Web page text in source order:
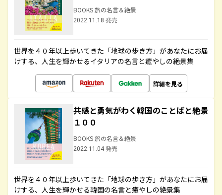
BOOKS 旅の名言＆絶景
2022.11.18 発売
世界を４０年以上歩いてきた「地球の歩き方」があなたにお届
けする、人生を輝かせるイタリアの名言と癒やしの絶景集
詳細を見る
共感と勇気がわく韓国のことばと絶景
１００
BOOKS 旅の名言＆絶景
2022.11.04 発売
世界を４０年以上歩いてきた「地球の歩き方」があなたにお届
けする、人生を輝かせる韓国の名言と癒やしの絶景集